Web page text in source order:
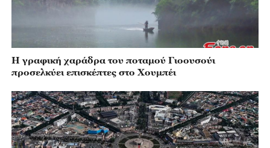
Η γραφική χαράδρα του ποταμού Γιοουσούι
προσελκύει επισκέπτες στο Χουμπέι